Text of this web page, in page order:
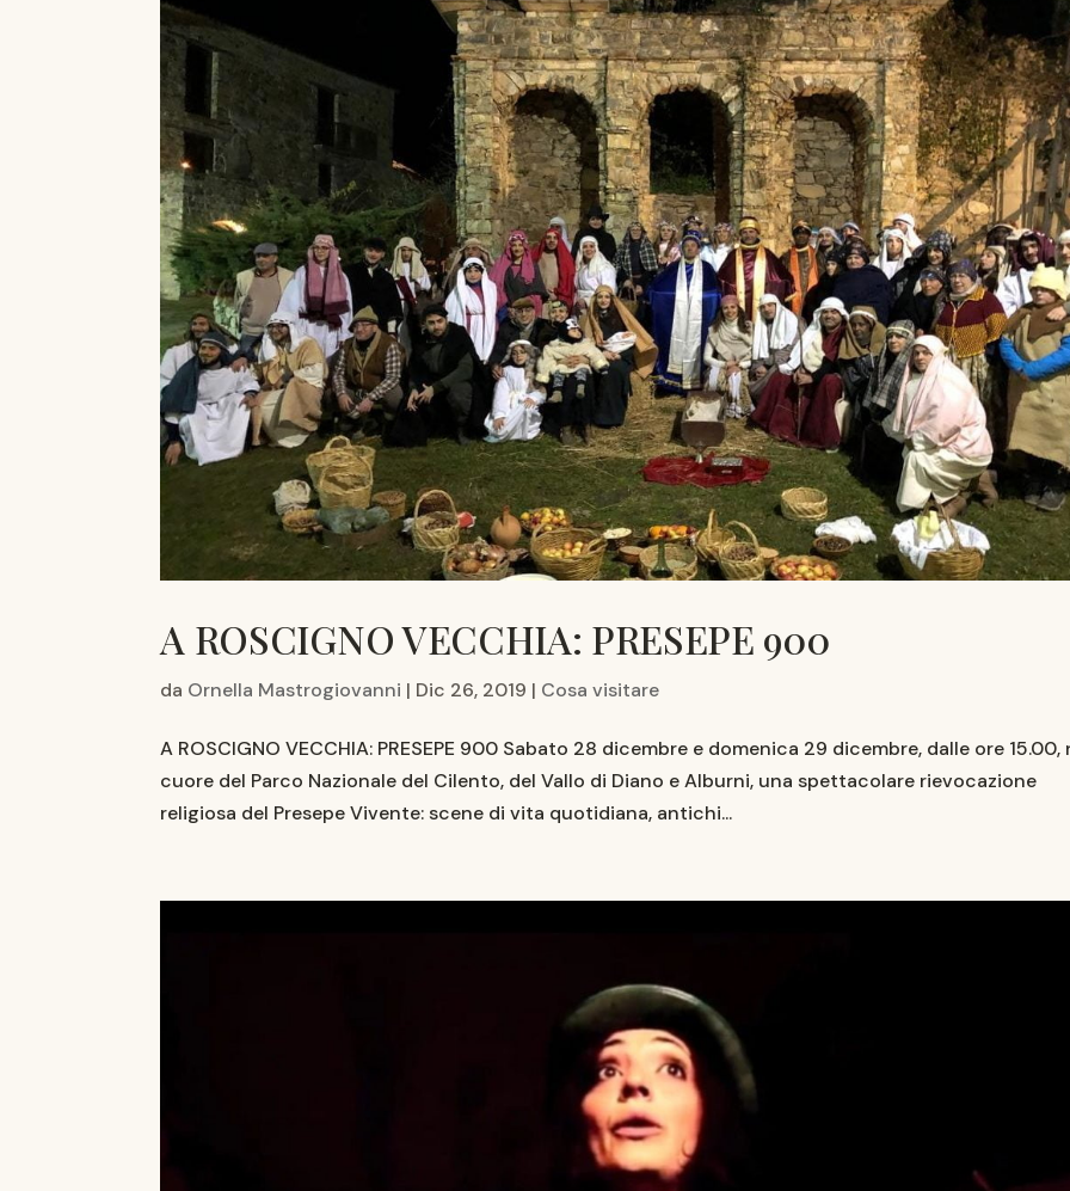
A ROSCIGNO VECCHIA: PRESEPE 900
da Ornella Mastrogiovanni | Dic 26, 2019 | Cosa visitare
A ROSCIGNO VECCHIA: PRESEPE 900 Sabato 28 dicembre e domenica 29 dicembre, dalle ore 15.00,
cuore del Parco Nazionale del Cilento, del Vallo di Diano e Alburni, una spettacolare rievocazione
religiosa del Presepe Vivente: scene di vita quotidiana, antichi...